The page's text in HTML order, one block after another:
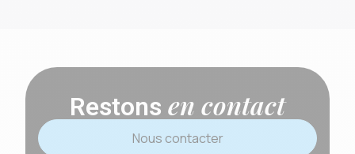
Restons en contact
Nous contacter